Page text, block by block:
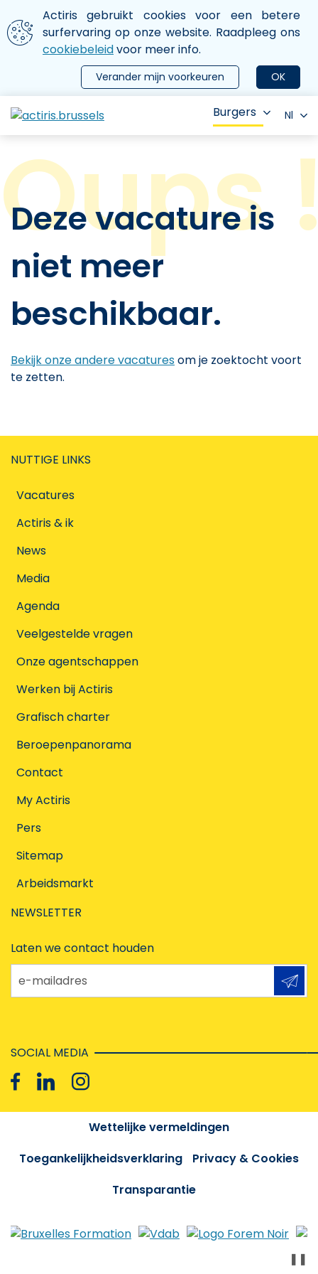
Aller au contenu principal
We gebruiken cookies
Actiris gebruikt cookies voor een betere
surfervaring op onze website. Raadpleeg ons
cookiebeleidvoor meer info.
OK
Verander mijn voorkeuren
le menu
Burgers Nl
Deze vacature is
niet meer
beschikbaar.
Bekijk onze andere vacaturesom je zoektocht voort
te zetten.
NUTTIGE LINKS
Vacatures
Actiris & ik
News
Media
Agenda
Veelgestelde vragen
Onze agentschappen
Werken bij Actiris
Grafisch charter
Beroepenpanorama
Contact
My Actiris
Pers
Sitemap
Arbeidsmarkt
NEWSLETTER
Laten we contact houden
e-mailadres
SOCIAL MEDIA
Wettelijke vermeldingen
Toegankelijkheidsverklaring
Privacy & Cookies
Transparantie
❚❚